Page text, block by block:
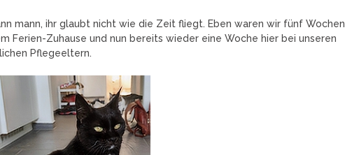
mann, ihr glaubt nicht wie die Zeit fliegt. Eben waren wir fünf Wochen
Ferien-Zuhause und nun bereits wieder eine Woche hier bei unseren
Pflegeeltern.